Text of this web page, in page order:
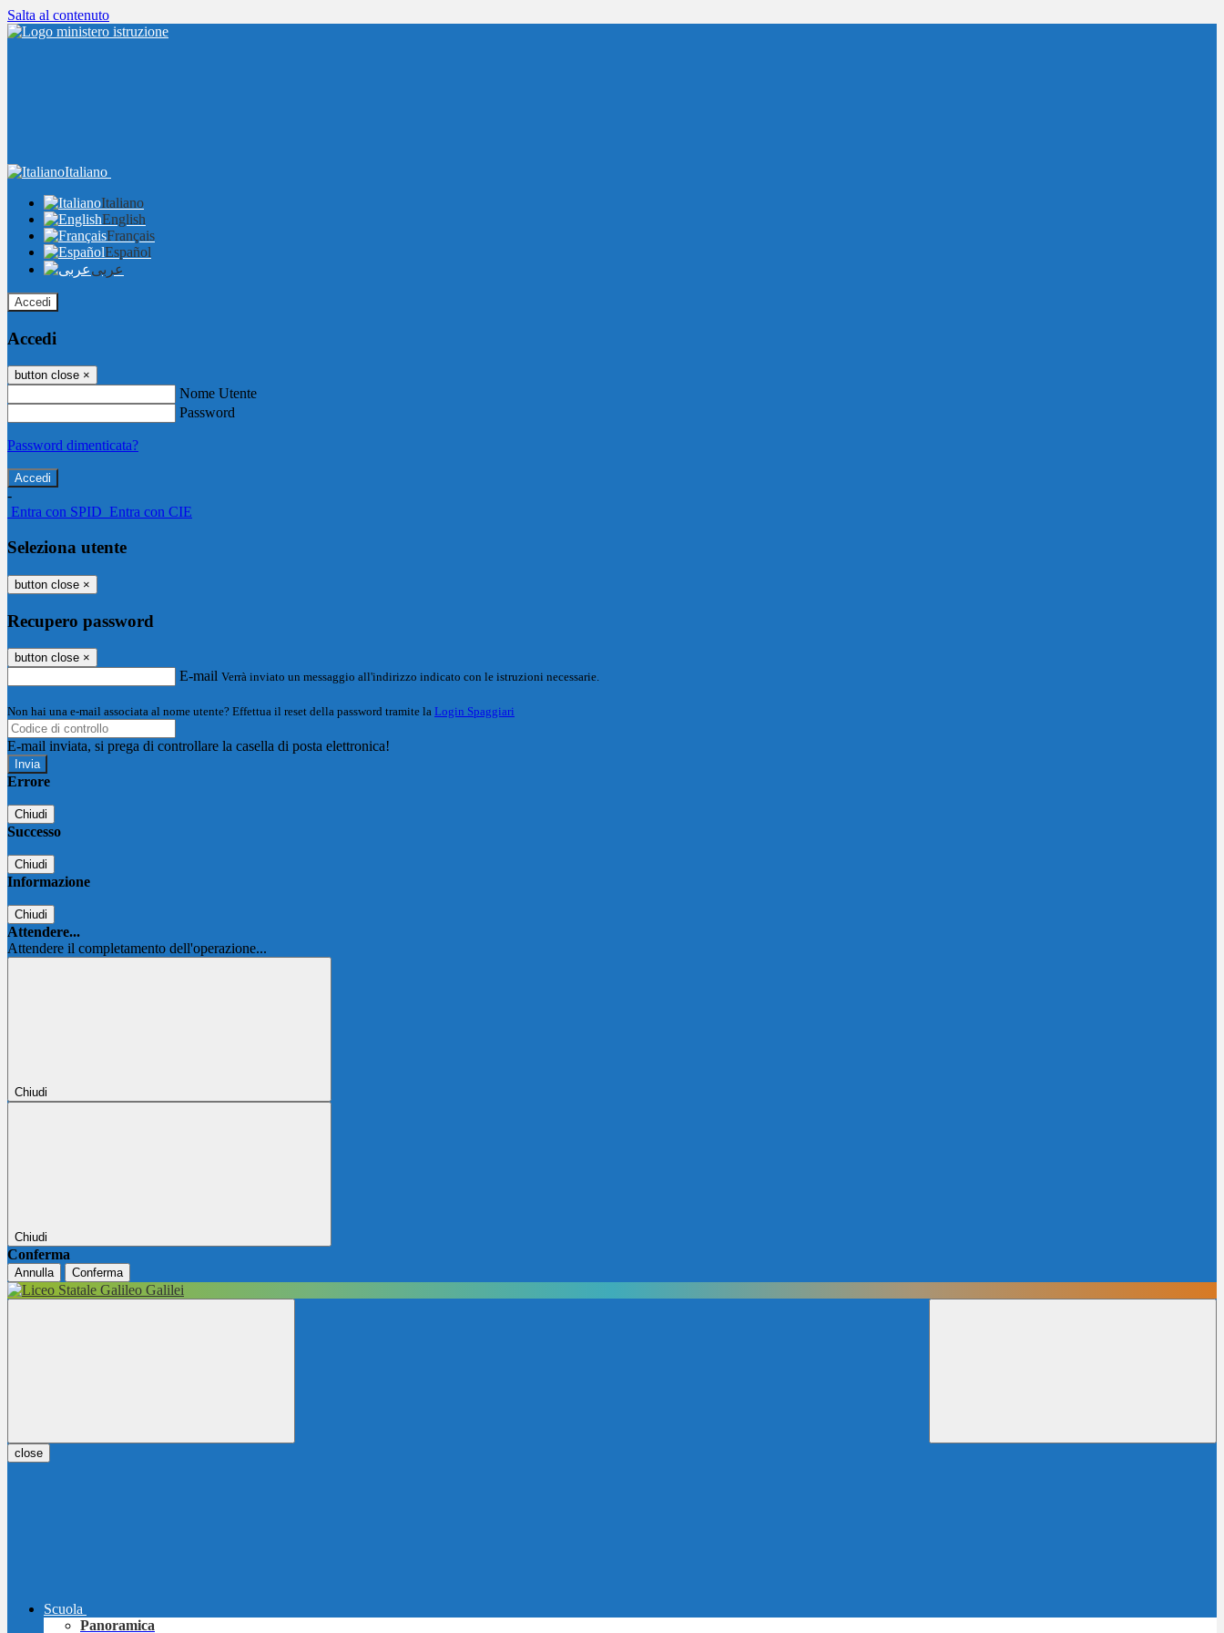
Salta al contenuto
Italiano
Italiano
English
Français
Español
عربى
Accedi
Accedi
button close ×
Nome Utente
Password
Password dimenticata?
-
Entra con SPID Entra con CIE
Seleziona utente
button close ×
Recupero password
button close ×
E-mail Verrà inviato un messaggio all'indirizzo indicato con le istruzioni necessarie.
Non hai una e-mail associata al nome utente? Effettua il reset della password tramite la Login Spaggiari
E-mail inviata, si prega di controllare la casella di posta elettronica!
Errore
Chiudi
Successo
Chiudi
Informazione
Chiudi
Attendere...
Attendere il completamento dell'operazione...
Chiudi
Chiudi
Conferma
Annulla Conferma
close
Scuola
Panoramica